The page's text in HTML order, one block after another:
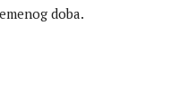
doba.